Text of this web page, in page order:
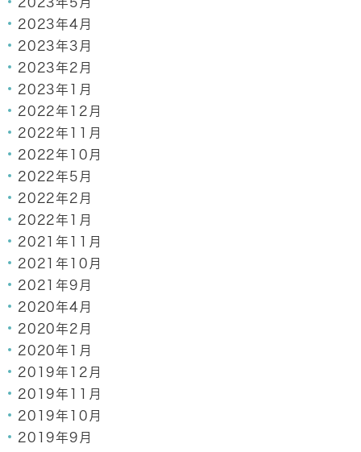
2023年4月
2023年3月
2023年2月
2023年1月
2022年12月
2022年11月
2022年10月
2022年5月
2022年2月
2022年1月
2021年11月
2021年10月
2021年9月
2020年4月
2020年2月
2020年1月
2019年12月
2019年11月
2019年10月
2019年9月